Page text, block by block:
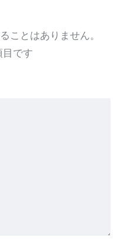
ことはありません。
目です